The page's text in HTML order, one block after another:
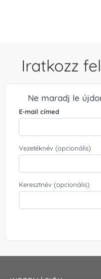
Iratkozz
Ne maradj le
E-mail címed
Vezetéknév (opcionális)
Keresztnév (opcionális)